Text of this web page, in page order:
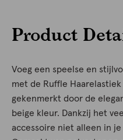
Product
Voeg een speelse en
met de Ruffle
gekenmerkt door de
beige kleur. Dankzij het
accessoire niet alleen in je